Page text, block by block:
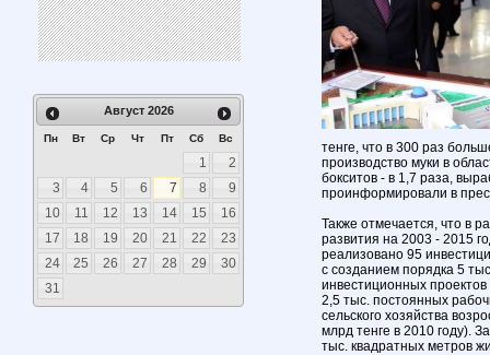
Август 2026
Пн Вт Ср Чт Пт Сб Вс
1
2
3
4 5 6 7 8
9
10
11 12 13 14 15
16
17
18 19 20 21 22
23
24
25 26 27 28 29
30
31
тенге, что в 300 раз
производство муки в
бокситов - в 1,7 раза,
проинформировали в
Также отмечается, что в
развития на 2003 - 2015
реализовано 95
с созданием порядка 5
инвестиционных
2,5 тыс. постоянных
сельского хозяйства
млрд тенге в 2010 году).
тыс. квадратных метров